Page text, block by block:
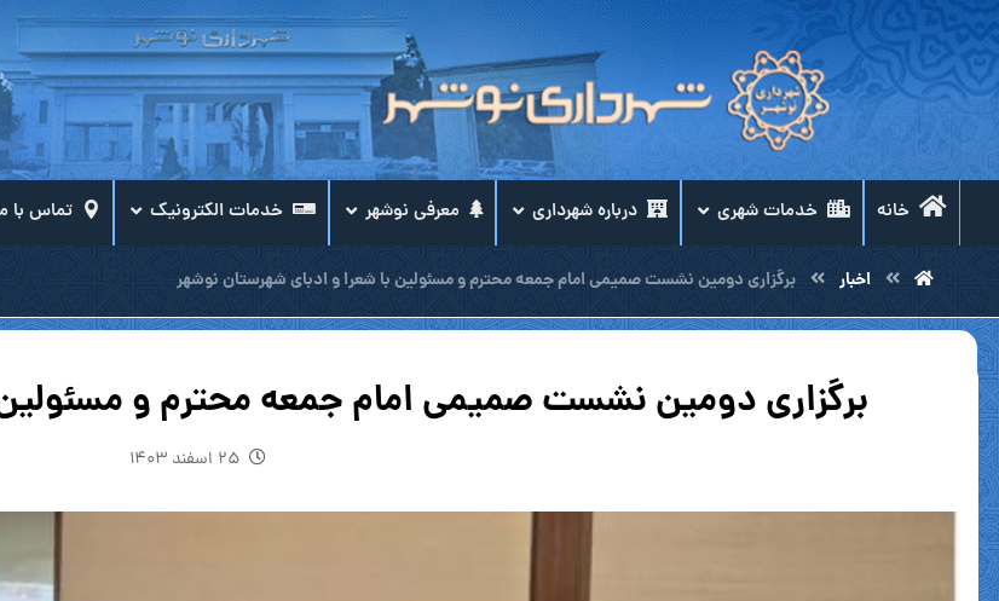
خانه خدمات شهری درباره شهرداری معرفی نوشهر خدمات الکترونیک تماس با
اخبار برگزاری دومین نشست صمیمی امام جمعه محترم و مسئولین با شعرا و ادبای شهرستان نوشهر
برگزاری دومین نشست صمیمی امام جمعه محترم و مسئولین
۲۵ اسفند ۱۴۰۳